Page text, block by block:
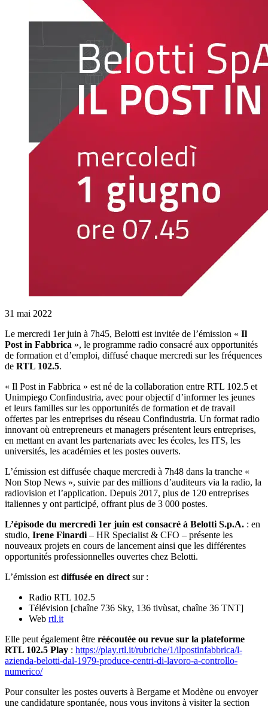
31 mai 2022
Le mercredi 1er juin à 7h45, Belotti est invitée de l’émission « Il
Post in Fabbrica », le programme radio consacré aux opportunités
de formation et d’emploi, diffusé chaque mercredi sur les fréquences
de RTL 102.5.
« Il Post in Fabbrica » est né de la collaboration entre RTL 102.5 et
Unimpiego Confindustria, avec pour objectif d’informer les jeunes
et leurs familles sur les opportunités de formation et de travail
offertes par les entreprises du réseau Confindustria. Un format radio
innovant où entrepreneurs et managers présentent leurs entreprises,
en mettant en avant les partenariats avec les écoles, les ITS, les
universités, les académies et les postes ouverts.
L’émission est diffusée chaque mercredi à 7h48 dans la tranche «
Non Stop News », suivie par des millions d’auditeurs via la radio, la
radiovision et l’application. Depuis 2017, plus de 120 entreprises
italiennes y ont participé, offrant plus de 3 000 postes.
L’épisode du mercredi 1er juin est consacré à Belotti S.p.A. : en
studio, Irene Finardi – HR Specialist & CFO – présente les
nouveaux projets en cours de lancement ainsi que les différentes
opportunités professionnelles ouvertes chez Belotti.
L’émission est diffusée en direct sur :
Radio RTL 102.5
Télévision [chaîne 736 Sky, 136 tivùsat, chaîne 36 TNT]
Web rtl.it
Elle peut également être réécoutée ou revue sur la plateforme
RTL 102.5 Play : https://play.rtl.it/rubriche/1/ilpostinfabbrica/l-
azienda-belotti-dal-1979-produce-centri-di-lavoro-a-controllo-
numerico/
Pour consulter les postes ouverts à Bergame et Modène ou envoyer
une candidature spontanée, nous vous invitons à visiter la section